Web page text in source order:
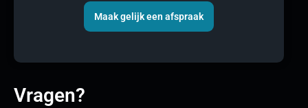
Maak gelijk een afspraak
Vragen?